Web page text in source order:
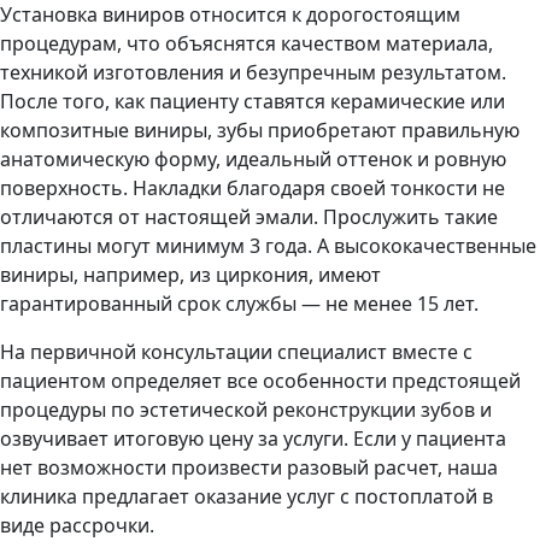
Установка виниров относится к дорогостоящим
процедурам, что объяснятся качеством материала,
техникой изготовления и безупречным результатом.
После того, как пациенту ставятся керамические или
композитные виниры, зубы приобретают правильную
анатомическую форму, идеальный оттенок и ровную
поверхность. Накладки благодаря своей тонкости не
отличаются от настоящей эмали. Прослужить такие
пластины могут минимум 3 года. А высококачественные
виниры, например, из циркония, имеют
гарантированный срок службы — не менее 15 лет.
На первичной консультации специалист вместе с
пациентом определяет все особенности предстоящей
процедуры по эстетической реконструкции зубов и
озвучивает итоговую цену за услуги. Если у пациента
нет возможности произвести разовый расчет, наша
клиника предлагает оказание услуг с постоплатой в
виде рассрочки.